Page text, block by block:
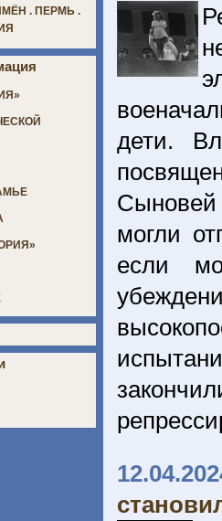
дети.
могли
если
. ПЕРМЬ .